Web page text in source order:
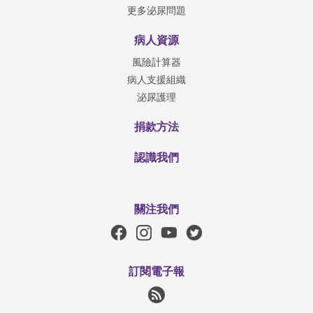
更多泌尿問題
病人資源
風險計算器
病人支援組織
泌尿護理
捐款方法
認識我們
關注我們
訂閱電子報